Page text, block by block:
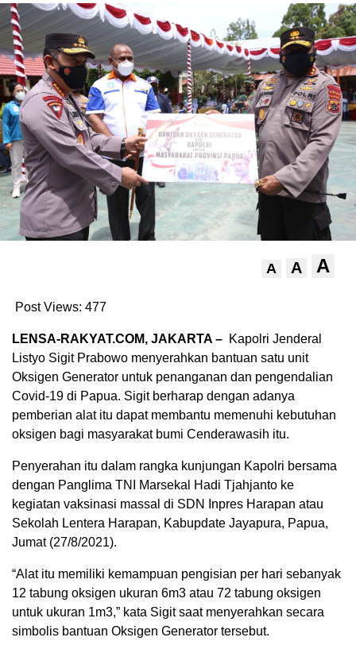
A A A
Post Views: 477
LENSA-RAKYAT.COM, JAKARTA – Kapolri Jenderal
Listyo Sigit Prabowo menyerahkan bantuan satu unit
Oksigen Generator untuk penanganan dan pengendalian
Covid-19 di Papua. Sigit berharap dengan adanya
pemberian alat itu dapat membantu memenuhi kebutuhan
oksigen bagi masyarakat bumi Cenderawasih itu.
Penyerahan itu dalam rangka kunjungan Kapolri bersama
dengan Panglima TNI Marsekal Hadi Tjahjanto ke
kegiatan vaksinasi massal di SDN Inpres Harapan atau
Sekolah Lentera Harapan, Kabupdate Jayapura, Papua,
Jumat (27/8/2021).
“Alat itu memiliki kemampuan pengisian per hari sebanyak
12 tabung oksigen ukuran 6m3 atau 72 tabung oksigen
untuk ukuran 1m3,” kata Sigit saat menyerahkan secara
simbolis bantuan Oksigen Generator tersebut.